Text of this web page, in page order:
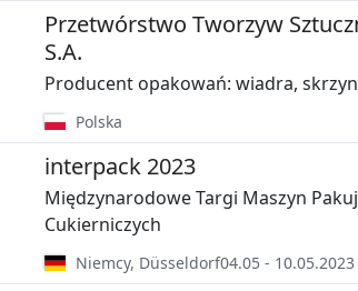
Przetwórstwo Tworzyw
S.A.
Producent opakowań: wiadra,
Polska
interpack 2023
Międzynarodowe Targi Maszyn
Cukierniczych
Niemcy, Düsseldorf04.05 - 10.05.2023